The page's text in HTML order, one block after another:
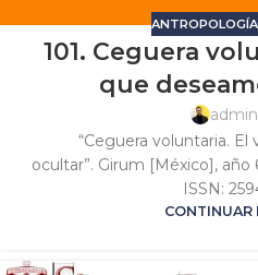
101. Ceguera
que
admin
“Ceguera voluntaria.
ocultar”. Girum [México], año
ISSN:
CONTINUAR